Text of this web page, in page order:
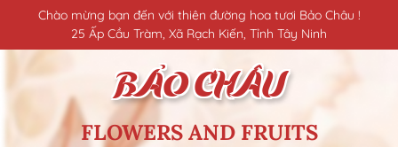
Chào mừng bạn đến với thiên đường hoa tươi Bảo Châu !
25 Ấp Cầu Tràm, Xã Rạch Kiến, Tỉnh Tây Ninh
FLOWERS AND FRUITS